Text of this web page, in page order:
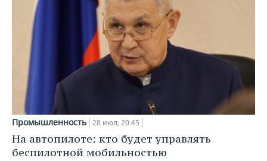
Промышленность 28 июл, 20:45
На автопилоте: кто будет управлять
беспилотной мобильностью